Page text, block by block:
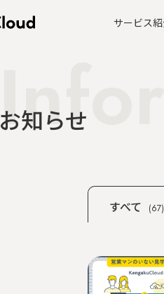
サービス
お知らせ
すべて (67)